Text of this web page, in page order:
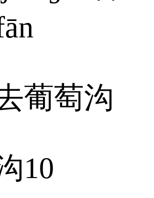
葡萄沟
10